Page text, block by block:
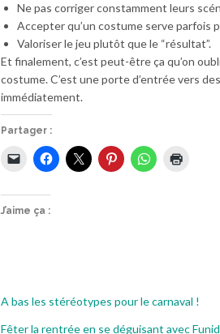
Ne pas corriger constamment leurs
Accepter qu’un costume serve parfois
Valoriser le jeu plutôt que le “résultat”.
Et finalement, c’est peut-être ça qu’on
costume. C’est une porte d’entrée vers
immédiatement.
Partager :
J’aime ça :
A bas les stéréotypes pour le carnaval !
Fêter la rentrée en se déguisant avec